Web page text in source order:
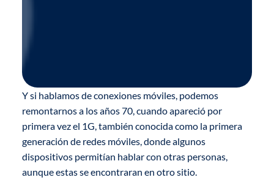
Y si hablamos de conexiones móviles, podemos
remontarnos a los años 70, cuando apareció por
primera vez el 1G, también conocida como la primera
generación de redes móviles, donde algunos
dispositivos permitían hablar con otras personas,
aunque estas se encontraran en otro sitio.